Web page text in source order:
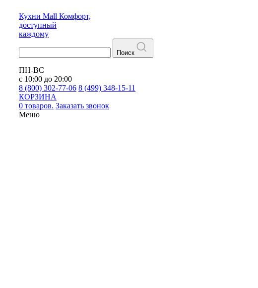
Кухни Mall Комфорт,
доступный
каждому
Поиск
ПН-ВС
с 10:00 до 20:00
8 (800) 302-77-06 8 (499) 348-15-11
КОРЗИНА
0 товаров. Заказать звонок
Меню